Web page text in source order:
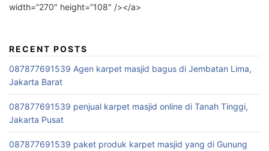
width=”270″ height=”108″ /></a>
RECENT POSTS
087877691539 Agen karpet masjid bagus di Jembatan Lima,
Jakarta Barat
087877691539 penjual karpet masjid online di Tanah Tinggi,
Jakarta Pusat
087877691539 paket produk karpet masjid yang di Gunung